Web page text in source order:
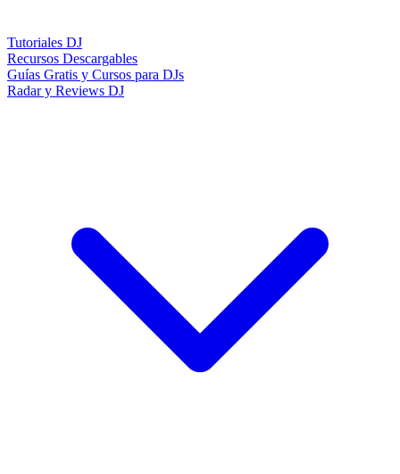
Tutoriales DJ
Recursos Descargables
Guías Gratis y Cursos para DJs
Radar y Reviews DJ